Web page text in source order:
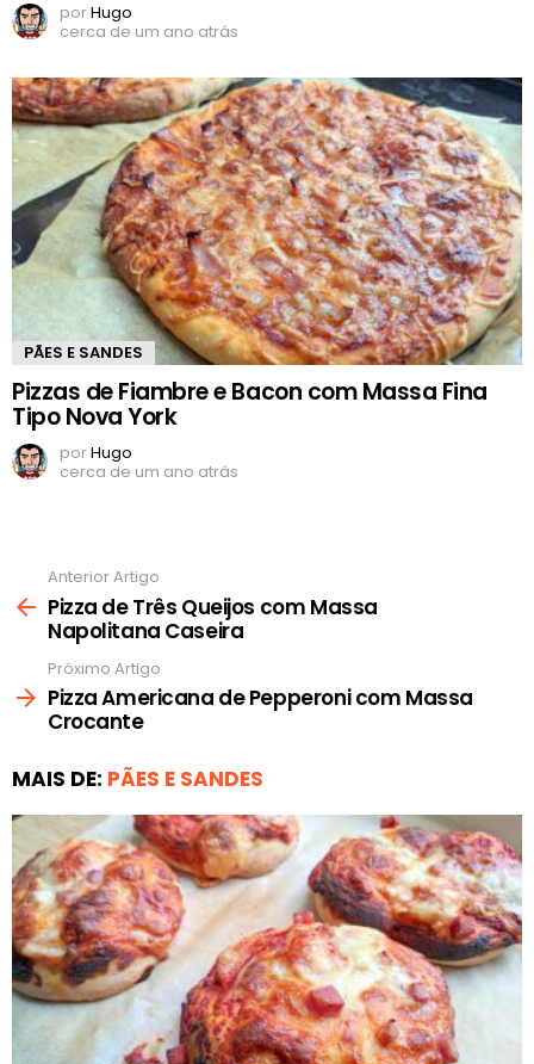
porHugo
cerca de um ano atrás
PÃES E SANDES
Pizzas de Fiambre e Bacon com Massa Fina
Tipo Nova York
porHugo
cerca de um ano atrás
mais
Anterior Artigo
Pizza de Três Queijos com Massa
Napolitana Caseira
Próximo Artigo
Pizza Americana de Pepperoni com Massa
Crocante
MAIS DE: PÃES E SANDES